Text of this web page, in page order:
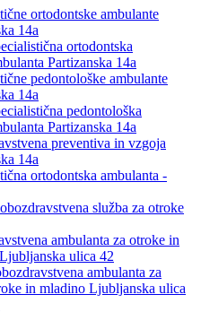
ortodontske ambulante
14a
ortodontska
Partizanska 14a
pedontološke ambulante
14a
pedontološka
Partizanska 14a
preventiva in vzgoja
14a
ortodontska ambulanta -
služba za otroke
ambulanta za otroke in
ulica 42
ambulanta za
in mladino Ljubljanska ulica